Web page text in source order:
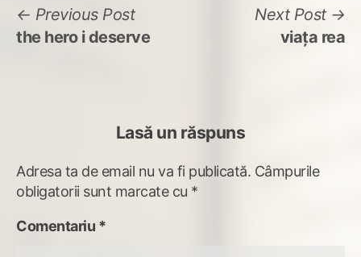
Navigare
în
Previous PostPrevious
post:
the hero i deserve
Next Post
viața rea
Lasă un răspuns
Adresa ta de email nu va fi publicată. Câmpurile
obligatorii sunt marcate cu *
Comentariu *